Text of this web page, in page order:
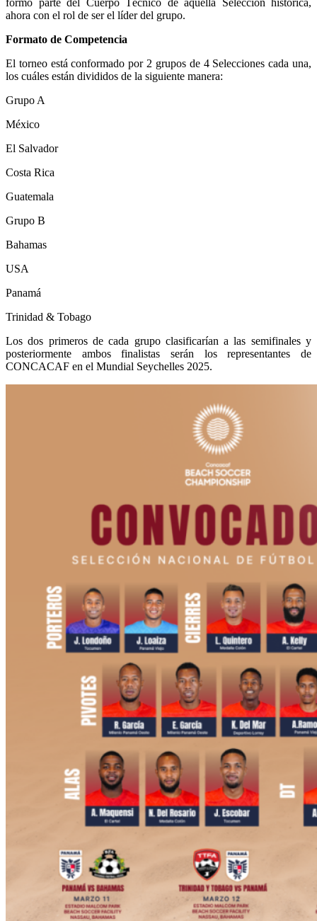
ahora con el rol de ser el líder del grupo.
Formato de Competencia
El torneo está conformado por 2 grupos de 4 Selecciones cada una,
los cuáles están divididos de la siguiente manera:
Grupo A
México
El Salvador
Costa Rica
Guatemala
Grupo B
Bahamas
USA
Panamá
Trinidad & Tobago
Los dos primeros de cada grupo clasificarían a las semifinales y
posteriormente ambos finalistas serán los representantes de
CONCACAF en el Mundial Seychelles 2025.